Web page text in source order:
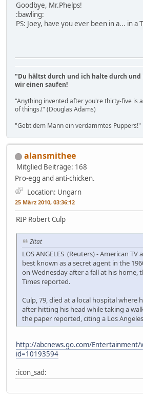
Goodbye, Mr.Phelps!
:bawling:
PS: Joey, have you ever been in a... in a
"Du hältst durch und ich halte durch und
wir einen saufen!
"Anything invented after you're thirty-five is
of things.!" (Douglas Adams)
"Gebt dem Mann ein verdammtes Puppers!"
alansmithee
Mitglied Beiträge: 168
Pro-egg and anti-chicken.
Location: Ungarn
25 März 2010, 03:36:12
RIP Robert Culp
Zitat
LOS ANGELES (Reuters) - American TV
best known as a secret agent in the
on Wednesday after a fall at his home,
Times reported.
Culp, 79, died at a local hospital where
after hitting his head while taking a
the paper reported, citing a Los
http://abcnews.go.com/Entertainment/
id=10193594
:icon_sad: